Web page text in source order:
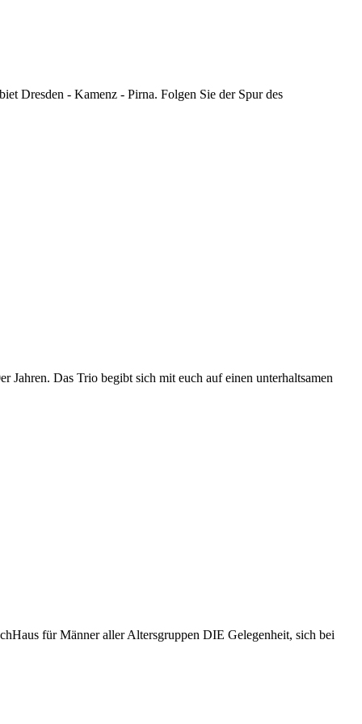
Dresden - Kamenz - Pirna. Folgen Sie der Spur des
Jahren. Das Trio begibt sich mit euch auf einen unterhaltsamen
für Männer aller Altersgruppen DIE Gelegenheit, sich bei